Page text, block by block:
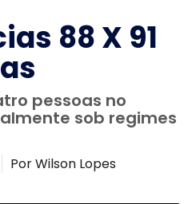
88 X 91
pessoas no
sob regimes
Por Wilson Lopes